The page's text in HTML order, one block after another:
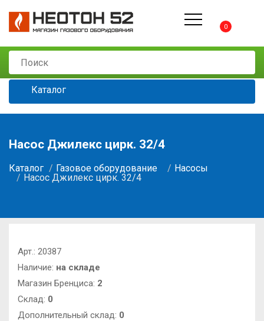
0
Каталог
Насос Джилекс цирк. 32/4
Каталог Газовое оборудование
Насосы
Насос Джилекс цирк. 32/4
Арт.: 20387
Наличие: на складе
Магазин Бренциса: 2
Cклад: 0
Дополнительный склад: 0